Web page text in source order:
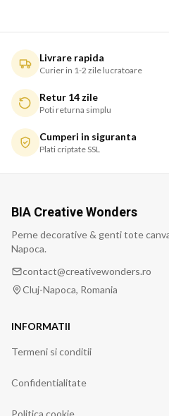
Livrare rapida
Curier in 1-2 zile lucratoare
Retur 14 zile
Poti returna simplu
Cumperi in siguranta
Plati criptate SSL
BIA Creative Wonders
Perne decorative & genti tote
Napoca.
contact@creativewonders.ro
Cluj-Napoca, Romania
INFORMATII
Termeni si conditii
Confidentialitate
Politica cookie